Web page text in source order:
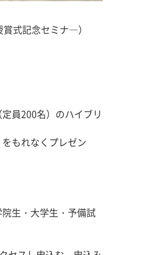
式記念セミナ―）
員200名）のハイブリ
もれなくプレゼン
生・大学生・予備試